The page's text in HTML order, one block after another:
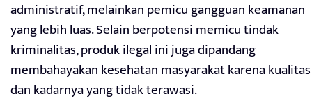
administratif, melainkan pemicu gangguan keamanan
yang lebih luas. Selain berpotensi memicu tindak
kriminalitas, produk ilegal ini juga dipandang
membahayakan kesehatan masyarakat karena kualitas
dan kadarnya yang tidak terawasi.